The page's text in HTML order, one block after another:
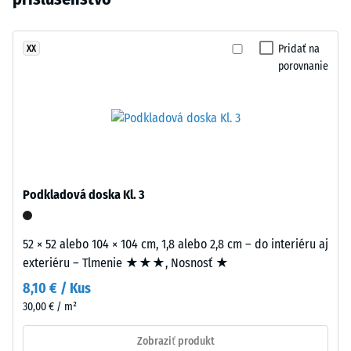
tóny.
Povrch
evokuje
Material
struktura
Nášľapná
vrstva
kg/m³
Tlmenie
nárazov,
Trieda
protišmykovosti
Hodnota
stupnice 5 =
Koeficient
trenia cca 0,6
Odolnosť
vybraný
produkt
Pridať na
porovnanie
XX
Podkladová doska Kl. 3
52 × 52 alebo 104 × 104 cm, 1,8 alebo 2,8 cm – do interiéru aj
exteriéru – Tlmenie ★★★, Nosnosť ★
8,10 € / Kus
30,00 € / m²
Zobraziť produkt